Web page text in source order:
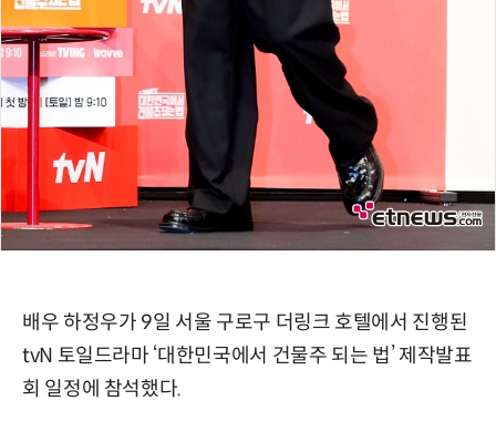
배우 하정우가 9일 서울 구로구 더링크 호텔에서 진행된
tvN 토일드라마 ‘대한민국에서 건물주 되는 법’ 제작발표
회 일정에 참석했다.